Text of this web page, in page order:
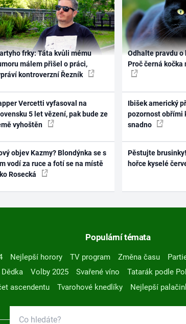
frky: Táta kvůli mému
málem přišel o práci,
kontroverzní Řezník
Vercetti vyfasoval na
5 let vězení, pak bude ze
vyhoštěn
objev Kazmy? Blondýnka se s
vodí za ruce a fotí se na místě
Rosecká
Odhalte pravdu
Proč černá kočka
Ibišek americký
pozornost obřími
snadno
Pěstujte
hořce kyselé
Populární témata
Nejlepší horory TV program Změna času
Volby 2025 Svařené víno Tatarák podle
ascendentu
Tvarohové knedlíky Nejlepší